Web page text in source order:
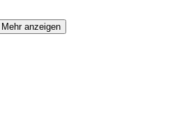
Mehr anzeigen